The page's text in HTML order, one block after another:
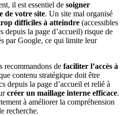
il est essentiel de soigner
de votre site. Un site mal organisé
difficiles à atteindre (accessibles
depuis la page d’accueil) risque de
par Google, ce qui limite leur
recommandons de faciliter l’accès à
contenu stratégique doit être
depuis la page d’accueil et relié à
créer un maillage interne efficace.
à améliorer la compréhension
recherche.